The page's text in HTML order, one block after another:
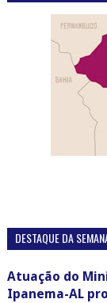
DESTAQUE DA
Atuação do
Ipanema-AL